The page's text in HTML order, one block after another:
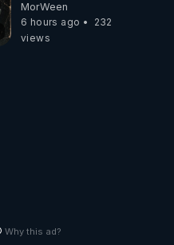
MorWeen
6 hours ago
232
views
Why this ad?